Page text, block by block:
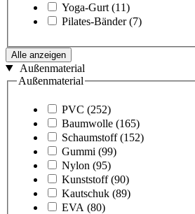
Yoga-Gurt (11)
Pilates-Bänder (7)
Alle anzeigen
Außenmaterial
Außenmaterial
PVC (252)
Baumwolle (165)
Schaumstoff (152)
Gummi (99)
Nylon (95)
Kunststoff (90)
Kautschuk (89)
EVA (80)